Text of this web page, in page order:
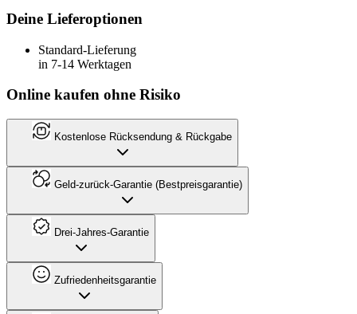
Deine Lieferoptionen
Standard-Lieferung
in 7-14 Werktagen
Online kaufen ohne Risiko
Kostenlose Rücksendung & Rückgabe
Geld-zurück-Garantie (Bestpreisgarantie)
Drei-Jahres-Garantie
Zufriedenheitsgarantie